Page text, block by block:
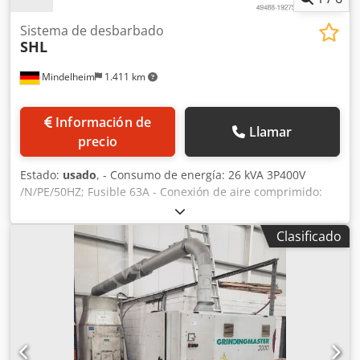
Mindelheim 1.411 km
Sistema de desbarbado
SHL
Información de
precio
Llamar
Estado: usado, - Consumo de energía: 26 kVA 3P400V
/N/PE/50HZ; Fusible 63A - Conexión de aire comprimido:
min. 5 bar, máx. 7 barras - Capacidad de extracción: min. V
= 1700 m³/h a Δp = -850 Pa mín. 20 m/s, tiempo de
seguimiento 15 s El sistema fue limpiado, empaquetado,
conservado y almacenado en el fabricante. Está completo y
listo para usar. Codpfjwpkc Iex Ab Hjrf Las instalaciones se
pueden visitar en cualquier momento mediante cita
Clasificado